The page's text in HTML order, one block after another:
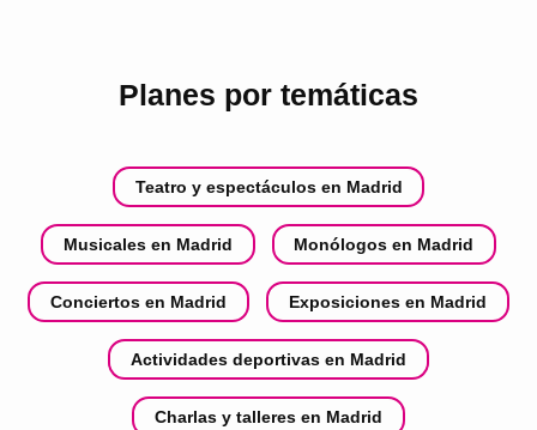
Planes por temáticas
Teatro y espectáculos en Madrid
Musicales en Madrid Monólogos en Madrid
Conciertos en Madrid Exposiciones en Madrid
Actividades deportivas en Madrid
Charlas y talleres en Madrid